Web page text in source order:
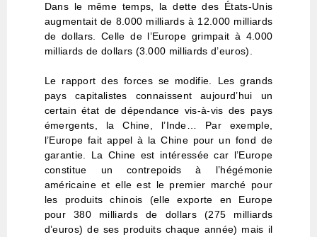
Dans le même temps, la dette des États-Unis
augmentait de 8.000 milliards à 12.000 milliards
de dollars. Celle de l’Europe grimpait à 4.000
milliards de dollars (3.000 milliards d’euros).
Le rapport des forces se modifie. Les grands
pays capitalistes connaissent aujourd’hui un
certain état de dépendance vis-à-vis des pays
émergents, la Chine, l’Inde… Par exemple,
l’Europe fait appel à la Chine pour un fond de
garantie. La Chine est intéressée car l’Europe
constitue un contrepoids à l’hégémonie
américaine et elle est le premier marché pour
les produits chinois (elle exporte en Europe
pour 380 milliards de dollars (275 milliards
d’euros) de ses produits chaque année) mais il